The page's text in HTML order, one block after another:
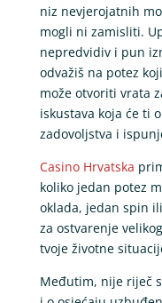
niz nevjerojatnih
mogli ni zamisliti.
nepredvidiv i pun
odvažiš na potez
može otvoriti vrata
iskustava koja će ti
zadovoljstva i
Casino Hrvatska
koliko jedan potez
oklada, jedan spin
za ostvarenje
tvoje životne
Međutim, nije riječ